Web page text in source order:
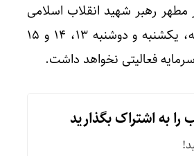
مطهر رهبر شهید انقلاب اسلامی
ایران، روزهای شنبه، یکشنبه و دوشنبه ۱۳، ۱۴ و ۱۵
به اشتراک بگذارید